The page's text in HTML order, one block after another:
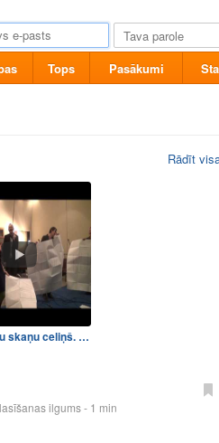
Tops Pasākumi
Rādīt
Mūsu dienu skaņu celiņš. Ra…
ilgums - 1 min